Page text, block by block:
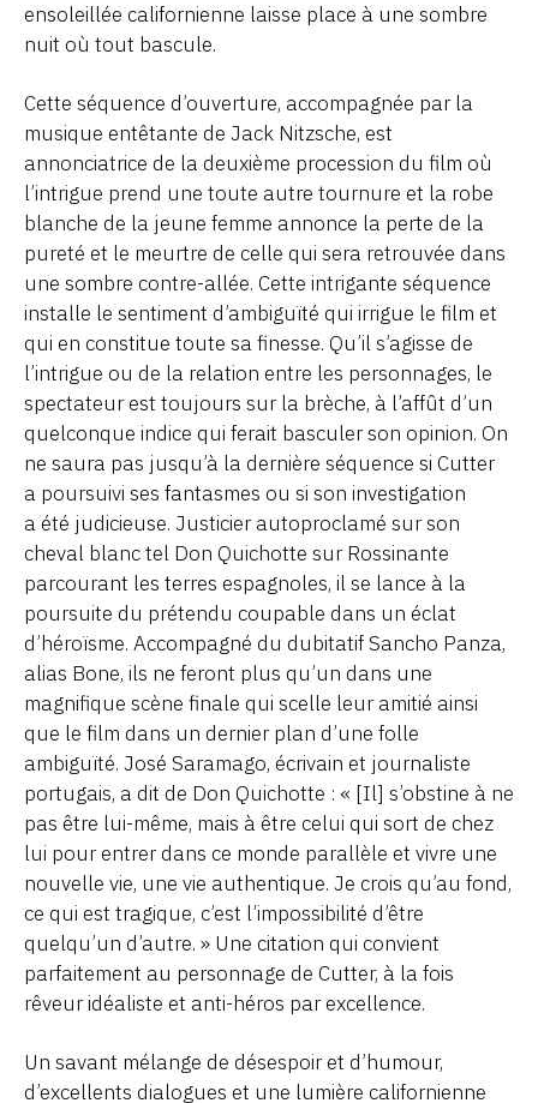
ensoleillée californienne laisse place à une sombre
nuit où tout bascule.
Cette séquence d’ouverture, accompagnée par la
musique entêtante de Jack Nitzsche, est
annonciatrice de la deuxième procession du film où
l’intrigue prend une toute autre tournure et la robe
blanche de la jeune femme annonce la perte de la
pureté et le meurtre de celle qui sera retrouvée dans
une sombre contre-allée. Cette intrigante séquence
installe le sentiment d’ambiguïté qui irrigue le film et
qui en constitue toute sa finesse. Qu’il s’agisse de
l’intrigue ou de la relation entre les personnages, le
spectateur est toujours sur la brèche, à l’affût d’un
quelconque indice qui ferait basculer son opinion. On
ne saura pas jusqu’à la dernière séquence si Cutter
a poursuivi ses fantasmes ou si son investigation
a été judicieuse. Justicier autoproclamé sur son
cheval blanc tel Don Quichotte sur Rossinante
parcourant les terres espagnoles, il se lance à la
poursuite du prétendu coupable dans un éclat
d’héroïsme. Accompagné du dubitatif Sancho Panza,
alias Bone, ils ne feront plus qu’un dans une
magnifique scène finale qui scelle leur amitié ainsi
que le film dans un dernier plan d’une folle
ambiguïté. José Saramago, écrivain et journaliste
portugais, a dit de Don Quichotte : « [Il] s’obstine à ne
pas être lui-même, mais à être celui qui sort de chez
lui pour entrer dans ce monde parallèle et vivre une
nouvelle vie, une vie authentique. Je crois qu’au fond,
ce qui est tragique, c’est l’impossibilité d’être
quelqu’un d’autre. » Une citation qui convient
parfaitement au personnage de Cutter, à la fois
rêveur idéaliste et anti-héros par excellence.
Un savant mélange de désespoir et d’humour,
d’excellents dialogues et une lumière californienne